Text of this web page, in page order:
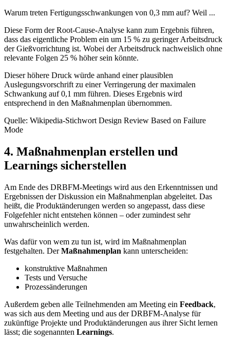
Warum treten Fertigungsschwankungen von 0,3 mm auf? Weil ...
Diese Form der Root-Cause-Analyse kann zum Ergebnis führen,
dass das eigentliche Problem ein um 15 % zu geringer Arbeitsdruck
der Gießvorrichtung ist. Wobei der Arbeitsdruck nachweislich ohne
relevante Folgen 25 % höher sein könnte.
Dieser höhere Druck würde anhand einer plausiblen
Auslegungsvorschrift zu einer Verringerung der maximalen
Schwankung auf 0,1 mm führen. Dieses Ergebnis wird
entsprechend in den Maßnahmenplan übernommen.
Quelle: Wikipedia-Stichwort Design Review Based on Failure
Mode
4. Maßnahmenplan erstellen und
Learnings sicherstellen
Am Ende des DRBFM-Meetings wird aus den Erkenntnissen und
Ergebnissen der Diskussion ein Maßnahmenplan abgeleitet. Das
heißt, die Produktänderungen werden so angepasst, dass diese
Folgefehler nicht entstehen können – oder zumindest sehr
unwahrscheinlich werden.
Was dafür von wem zu tun ist, wird im Maßnahmenplan
festgehalten. DerMaßnahmenplan kann unterscheiden:
konstruktive Maßnahmen
Tests und Versuche
Prozessänderungen
Außerdem geben alle Teilnehmenden am Meeting ein Feedback,
was sich aus dem Meeting und aus der DRBFM-Analyse für
zukünftige Projekte und Produktänderungen aus ihrer Sicht lernen
lässt; die sogenannten Learnings.